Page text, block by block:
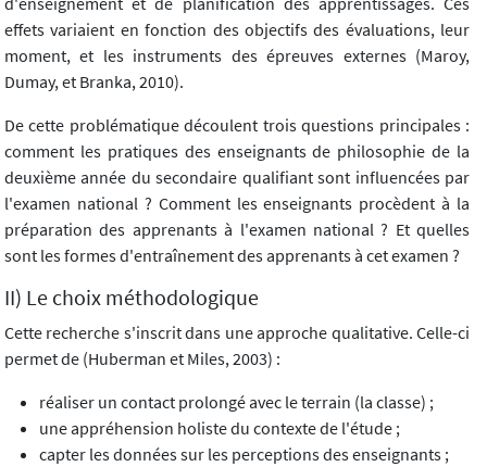
effets variaient en fonction des objectifs des évaluations, leur
moment, et les instruments des épreuves externes (Maroy,
Dumay, et Branka, 2010).
De cette problématique découlent trois questions principales :
comment les pratiques des enseignants de philosophie de la
deuxième année du secondaire qualifiant sont influencées par
l'examen national ? Comment les enseignants procèdent à la
préparation des apprenants à l'examen national ? Et quelles
sont les formes d'entraînement des apprenants à cet examen ?
II) Le choix méthodologique
Cette recherche s'inscrit dans une approche qualitative. Celle-ci
permet de (Huberman et Miles, 2003) :
réaliser un contact prolongé avec le terrain (la classe) ;
une appréhension holiste du contexte de l'étude ;
capter les données sur les perceptions des enseignants ;